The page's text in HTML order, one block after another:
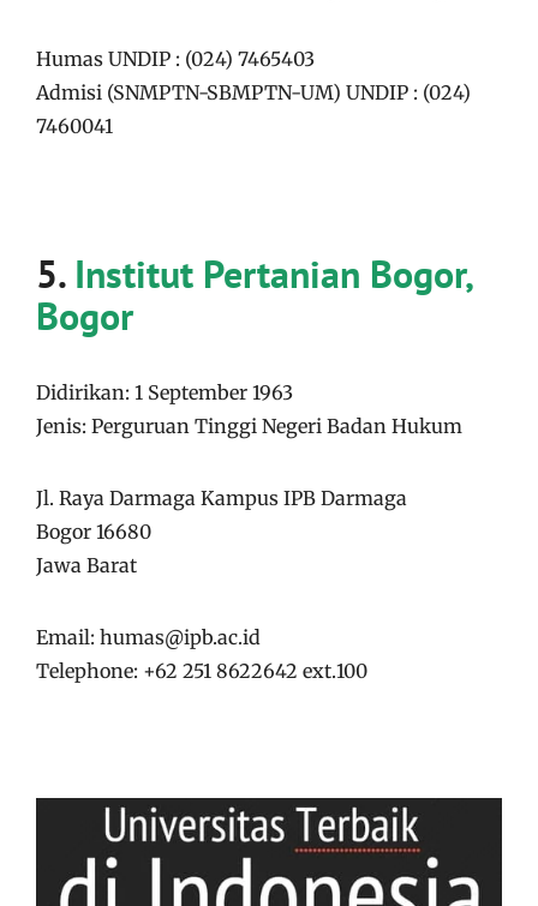
Humas UNDIP : (024) 7465403
Admisi (SNMPTN-SBMPTN-UM) UNDIP : (024)
7460041
5. Institut Pertanian Bogor,
Bogor
Didirikan: 1 September 1963
Jenis: Perguruan Tinggi Negeri Badan Hukum
Jl. Raya Darmaga Kampus IPB Darmaga
Bogor 16680
Jawa Barat
Email: humas@ipb.ac.id
Telephone: +62 251 8622642 ext.100